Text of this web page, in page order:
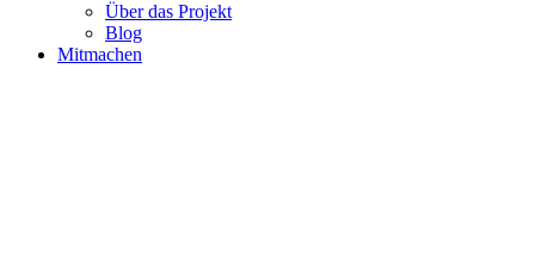
Über das Projekt
Blog
Mitmachen